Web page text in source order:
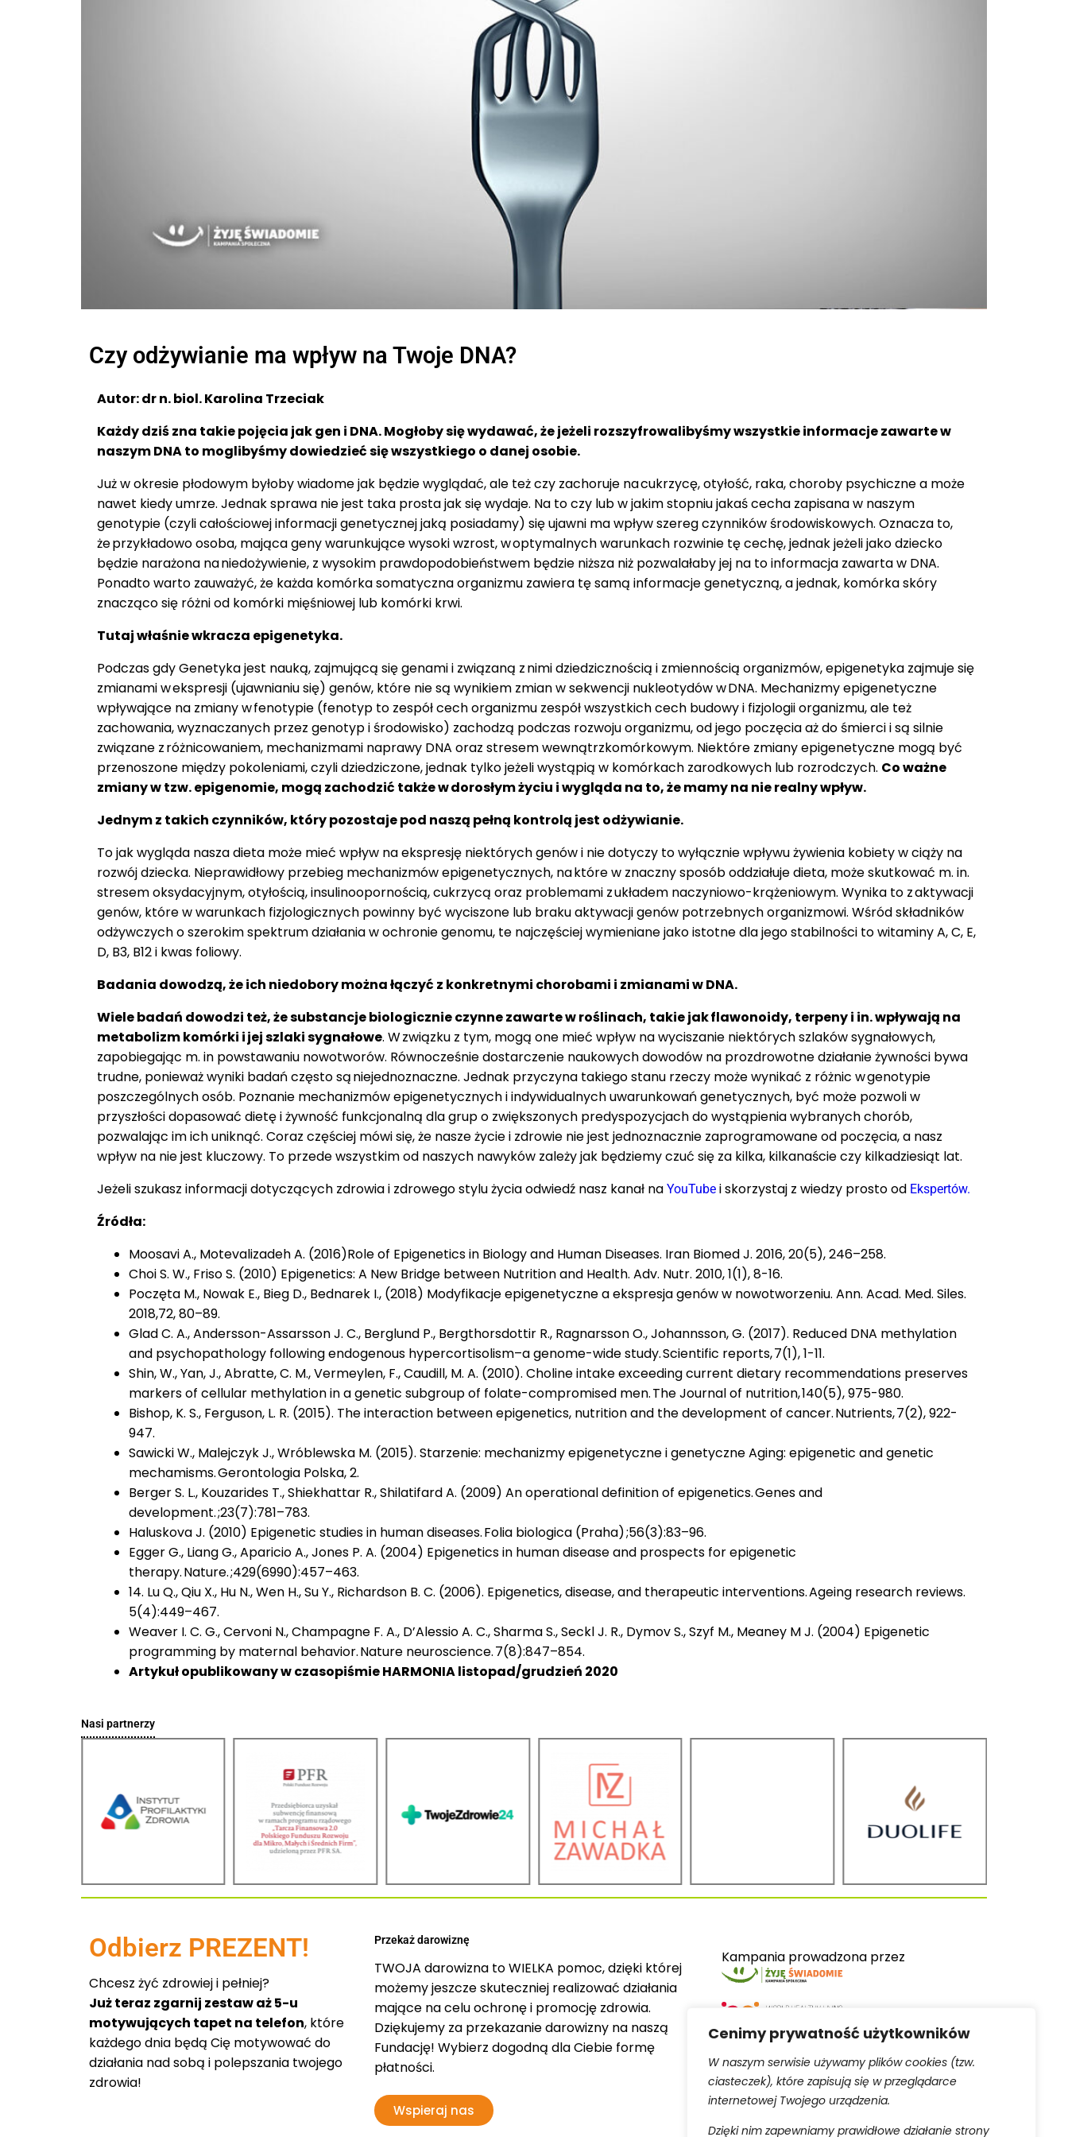
Cenimy prywatność użytkowników
W naszym serwisie używamy plików cookies (tzw.
ciasteczek), które zapisują się w przeglądarce
internetowej Twojego urządzenia.
Dzięki nim zapewniamy prawidłowe działanie strony
Czy odżywianie ma wpływ na Twoje DNA?
Autor: dr n. biol. Karolina Trzeciak
Każdy dziś zna takie pojęcia jak gen i DNA. Mogłoby się wydawać, że jeżeli rozszyfrowalibyśmy wszystkie informacje zawarte w
naszym DNA to moglibyśmy dowiedzieć się wszystkiego o danej osobie.
Już w okresie płodowym byłoby wiadome jak będzie wyglądać, ale też czy zachoruje na cukrzycę, otyłość, raka, choroby psychiczne a może
nawet kiedy umrze. Jednak sprawa nie jest taka prosta jak się wydaje. Na to czy lub w jakim stopniu jakaś cecha zapisana w naszym
genotypie (czyli całościowej informacji genetycznej jaką posiadamy) się ujawni ma wpływ szereg czynników środowiskowych. Oznacza to,
że przykładowo osoba, mająca geny warunkujące wysoki wzrost, w optymalnych warunkach rozwinie tę cechę, jednak jeżeli jako dziecko
będzie narażona na niedożywienie, z wysokim prawdopodobieństwem będzie niższa niż pozwalałaby jej na to informacja zawarta w DNA.
Ponadto warto zauważyć, że każda komórka somatyczna organizmu zawiera tę samą informacje genetyczną, a jednak, komórka skóry
znacząco się różni od komórki mięśniowej lub komórki krwi.
Tutaj właśnie wkracza epigenetyka.
Podczas gdy Genetyka jest nauką, zajmującą się genami i związaną z nimi dziedzicznością i zmiennością organizmów, epigenetyka zajmuje się
zmianami w ekspresji (ujawnianiu się) genów, które nie są wynikiem zmian w sekwencji nukleotydów w DNA. Mechanizmy epigenetyczne
wpływające na zmiany w fenotypie (fenotyp to zespół cech organizmu zespół wszystkich cech budowy i fizjologii organizmu, ale też
zachowania, wyznaczanych przez genotyp i środowisko) zachodzą podczas rozwoju organizmu, od jego poczęcia aż do śmierci i są silnie
związane z różnicowaniem, mechanizmami naprawy DNA oraz stresem wewnątrzkomórkowym. Niektóre zmiany epigenetyczne mogą być
przenoszone między pokoleniami, czyli dziedziczone, jednak tylko jeżeli wystąpią w komórkach zarodkowych lub rozrodczych. Co ważne
zmiany w tzw. epigenomie, mogą zachodzić także wdorosłymżyciu i wygląda na to,że mamy na nie realny wpływ.
Jednym z takich czynników, który pozostaje pod naszą pełną kontrolą jest odżywianie.
To jak wygląda nasza dieta może mieć wpływ na ekspresję niektórych genów i nie dotyczy to wyłącznie wpływu żywienia kobiety w ciąży na
rozwój dziecka. Nieprawidłowy przebieg mechanizmów epigenetycznych, na które w znaczny sposób oddziałuje dieta, może skutkować m. in.
stresem oksydacyjnym, otyłością, insulinoopornością, cukrzycą oraz problemami z układem naczyniowo-krążeniowym. Wynika to z aktywacji
genów, które w warunkach fizjologicznych powinny być wyciszone lub braku aktywacji genów potrzebnych organizmowi. Wśród składników
odżywczych o szerokim spektrum działania w ochronie genomu, te najczęściej wymieniane jako istotne dla jego stabilności to witaminy A, C, E,
D, B3, B12 i kwas foliowy.
Badania dowodzą, że ich niedobory można łączyć z konkretnymi chorobami i zmianami w DNA.
Wiele badań dowodzi też, że substancje biologicznie czynne zawarte w roślinach, takie jakflawonoidy, terpeny i in. wpływają na
metabolizm komórki ijej szlaki sygnałowe. W związku z tym, mogą one mieć wpływ na wyciszanie niektórych szlaków sygnałowych,
zapobiegając m. in powstawaniu nowotworów. Równocześnie dostarczenie naukowych dowodów na prozdrowotne działanie żywności bywa
trudne, ponieważ wyniki badań często są niejednoznaczne. Jednak przyczyna takiego stanu rzeczy może wynikać z różnic w genotypie
poszczególnych osób. Poznanie mechanizmów epigenetycznych i indywidualnych uwarunkowań genetycznych, być może pozwoli w
przyszłości dopasować dietę i żywność funkcjonalną dla grup o zwiększonych predyspozycjach do wystąpienia wybranych chorób,
pozwalając im ich uniknąć. Coraz częściej mówi się, że nasze życie i zdrowie nie jest jednoznacznie zaprogramowane od poczęcia, a nasz
wpływ na nie jest kluczowy. To przede wszystkim od naszych nawyków zależy jak będziemy czuć się za kilka, kilkanaście czy kilkadziesiąt lat.
Jeżeli szukasz informacji dotyczących zdrowia i zdrowego stylu życia odwiedź nasz kanał na YouTube i skorzystaj z wiedzy prosto od Ekspertów.
Źródła:
Moosavi A., Motevalizadeh A. (2016)Role of Epigenetics in Biology and Human Diseases. Iran Biomed J. 2016, 20(5), 246–258.
Choi S. W., Friso S. (2010) Epigenetics: A New Bridge between Nutrition and Health. Adv. Nutr. 2010, 1(1), 8-16.
Poczęta M., Nowak E., Bieg D., Bednarek I., (2018) Modyfikacje epigenetyczne a ekspresja genów w nowotworzeniu. Ann. Acad. Med. Siles.
2018,72, 80–89.
Glad C. A., Andersson-Assarsson J. C., Berglund P., Bergthorsdottir R., Ragnarsson O., Johannsson, G. (2017). Reduced DNA methylation
and psychopathology following endogenous hypercortisolism–a genome-wide study. Scientific reports, 7(1), 1-11.
Shin, W., Yan, J., Abratte, C. M., Vermeylen, F., Caudill, M. A. (2010). Choline intake exceeding current dietary recommendations preserves
markers of cellular methylation in a genetic subgroup of folate-compromised men. The Journal of nutrition, 140(5), 975-980.
Bishop, K. S., Ferguson, L. R. (2015). The interaction between epigenetics, nutrition and the development of cancer. Nutrients, 7(2), 922-
947.
Sawicki W., Malejczyk J., Wróblewska M. (2015). Starzenie: mechanizmy epigenetyczne i genetyczne Aging: epigenetic and genetic
mechamisms. Gerontologia Polska, 2.
Berger S. L., Kouzarides T., Shiekhattar R., Shilatifard A. (2009) An operational definition of epigenetics. Genes and
development. ;23(7):781–783.
Haluskova J. (2010) Epigenetic studies in human diseases. Folia biologica (Praha) ;56(3):83–96.
Egger G., Liang G., Aparicio A., Jones P. A. (2004) Epigenetics in human disease and prospects for epigenetic
therapy. Nature. ;429(6990):457–463.
14. Lu Q., Qiu X., Hu N., Wen H., Su Y., Richardson B. C. (2006). Epigenetics, disease, and therapeutic interventions. Ageing research reviews.
5(4):449–467.
Weaver I. C. G., Cervoni N., Champagne F. A., D’Alessio A. C., Sharma S., Seckl J. R., Dymov S., Szyf M., Meaney M J. (2004) Epigenetic
programming by maternal behavior. Nature neuroscience. 7(8):847–854.
Artykuł opublikowany w czasopiśmie HARMONIA listopad/grudzień 2020
Nasi partnerzy
Odbierz PREZENT!
Chcesz żyć zdrowiej i pełniej?
Już teraz zgarnij zestaw aż 5-u
motywujących tapet na telefon, które
każdego dnia będą Cię motywować do
działania nad sobą i polepszania twojego
zdrowia!
Przekaż darowiznę
TWOJA darowizna to WIELKA pomoc, dzięki której
możemy jeszcze skuteczniej realizować działania
mające na celu ochronę i promocję zdrowia.
Dziękujemy za przekazanie darowizny na naszą
Fundację! Wybierz dogodną dla Ciebie formę
płatności.
Wspieraj nas
Kampania prowadzona przez
Serwis obsługiwany przez